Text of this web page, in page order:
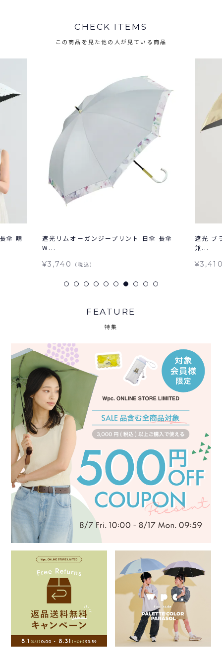
CHECK ITEMS
この商品を見た他の人が見ている商品
傘 晴
遮光リムオーガンジープリント 日傘 長傘
W...
¥3,740 （税込）
遮光 ブ
兼...
FEATURE
特集